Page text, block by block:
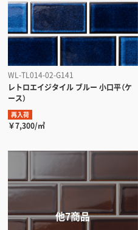
WL-TL014-02-G141
レトロエイジタイル ブルー 小口平（ケ
ース）
再入荷
￥7,300/㎡